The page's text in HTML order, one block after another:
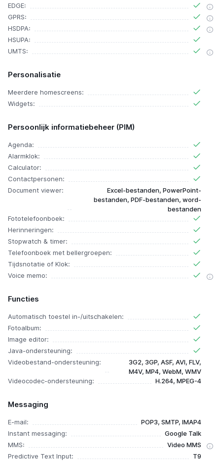
EDGE:
GPRS:
HSDPA:
HSUPA:
UMTS:
Personalisatie
Meerdere homescreens:
Widgets:
Persoonlijk informatiebeheer (PIM)
Agenda:
Alarmklok:
Calculator:
Contactpersonen:
Document viewer:
Excel-bestanden, PowerPoint-
bestanden, PDF-bestanden, word-
bestanden
Fototelefoonboek:
Herinneringen:
Stopwatch & timer:
Telefoonboek met bellergroepen:
Tijdsnotatie of Klok:
Voice memo:
Functies
Automatisch toestel in-/uitschakelen:
Fotoalbum:
Image editor:
Java-ondersteuning:
Videobestand-ondersteuning:
3G2, 3GP, ASF, AVI, FLV,
M4V, MP4, WebM, WMV
Videocodec-ondersteuning:
H.264, MPEG-4
Messaging
E-mail:
POP3, SMTP, IMAP4
Instant messaging:
Google Talk
MMS:
Video MMS
Predictive Text Input:
T9